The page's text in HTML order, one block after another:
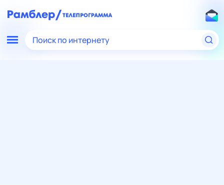
Поиск по интернету